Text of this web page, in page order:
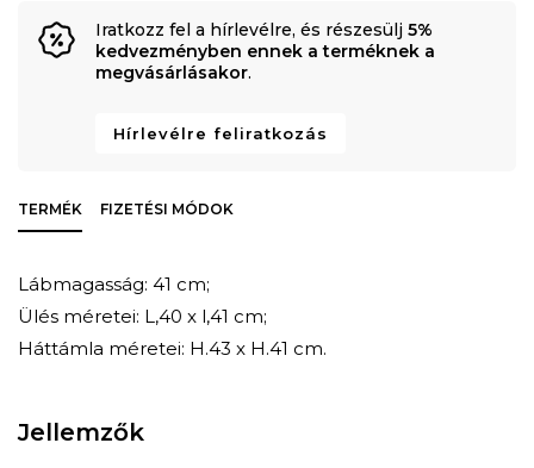
Iratkozz fel a hírlevélre, és részesülj 5%
kedvezményben ennek a terméknek a
megvásárlásakor.
Hírlevélre feliratkozás
TERMÉK FIZETÉSI MÓDOK
Lábmagasság: 41 cm;
Ülés méretei: L,40 x l,41 cm;
Háttámla méretei: H.43 x H.41 cm.
Jellemzők